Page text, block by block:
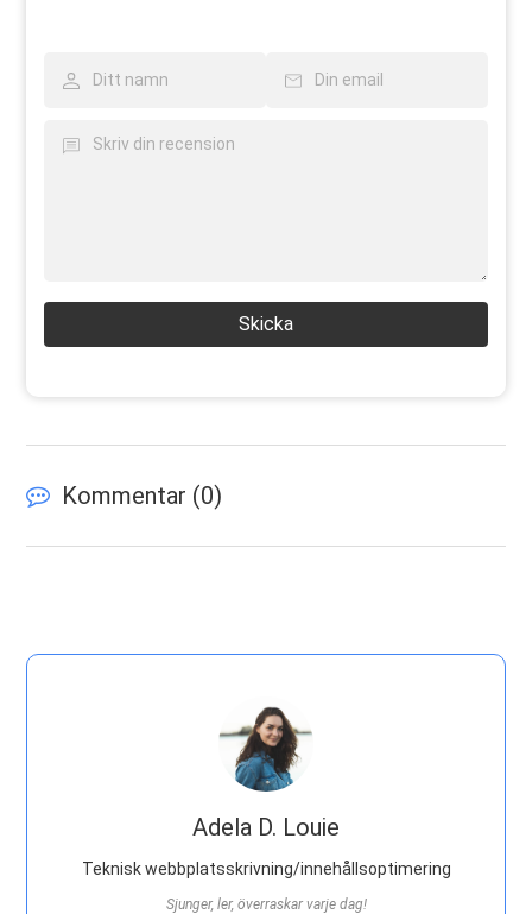
Skicka
Kommentar (0)
Adela D. Louie
Teknisk webbplatsskrivning/innehållsoptimering
Sjunger, ler, överraskar varje dag!